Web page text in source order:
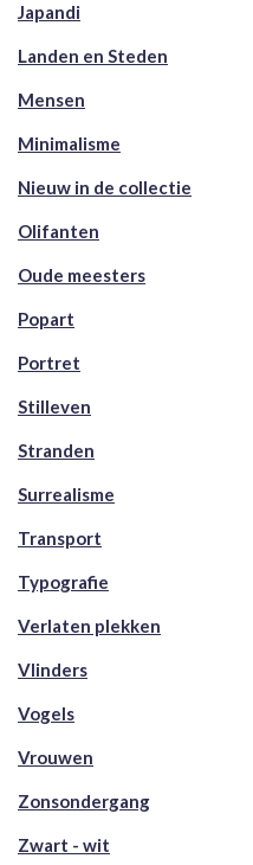
Japandi
Landen en Steden
Mensen
Minimalisme
Nieuw in de collectie
Olifanten
Oude meesters
Popart
Portret
Stilleven
Stranden
Surrealisme
Transport
Typografie
Verlaten plekken
Vlinders
Vogels
Vrouwen
Zonsondergang
Zwart - wit